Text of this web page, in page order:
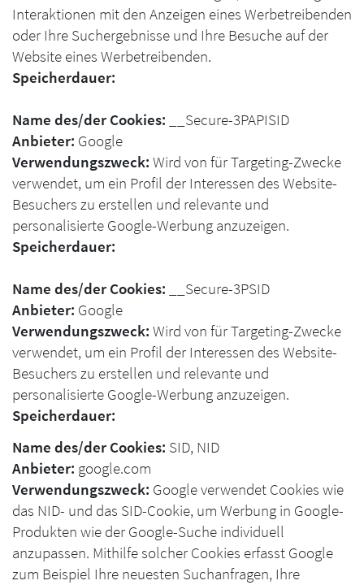
Interaktionen mit den Anzeigen eines Werbetreibenden
oder Ihre Suchergebnisse und Ihre Besuche auf der
Website eines Werbetreibenden.
Speicherdauer:
Name des/der Cookies:
__Secure-3PAPISID
Anbieter: Google
Verwendungszweck: Wird von für Targeting-Zwecke
verwendet, um ein Profil der Interessen des Website-
Besuchers zu erstellen und relevante und
personalisierte Google-Werbung anzuzeigen.
Speicherdauer:
Name des/der Cookies:
__Secure-3PSID
Anbieter: Google
Verwendungszweck: Wird von für Targeting-Zwecke
verwendet, um ein Profil der Interessen des Website-
Besuchers zu erstellen und relevante und
personalisierte Google-Werbung anzuzeigen.
Speicherdauer:
Name des/der Cookies: SID, NID
Anbieter: google.com
Verwendungszweck: Google verwendet Cookies wie
das NID- und das SID-Cookie, um Werbung in Google-
Produkten wie der Google-Suche individuell
anzupassen. Mithilfe solcher Cookies erfasst Google
zum Beispiel Ihre neuesten Suchanfragen, Ihre